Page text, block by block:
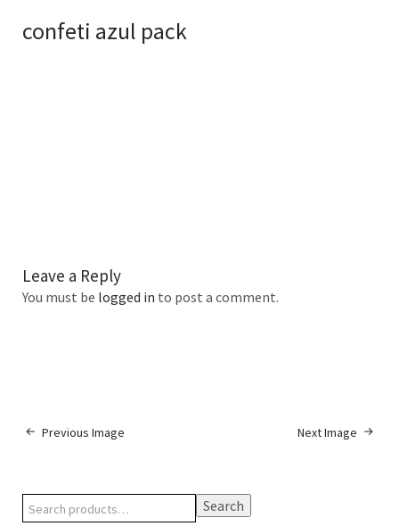
confeti azul pack
Leave a Reply
You must be logged in to post a comment.
Next Image
Previous Image
Search